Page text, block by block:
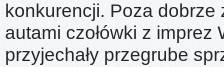
konkurencji. Poza dobrze
autami czołówki z imprez
przyjechały przegrube